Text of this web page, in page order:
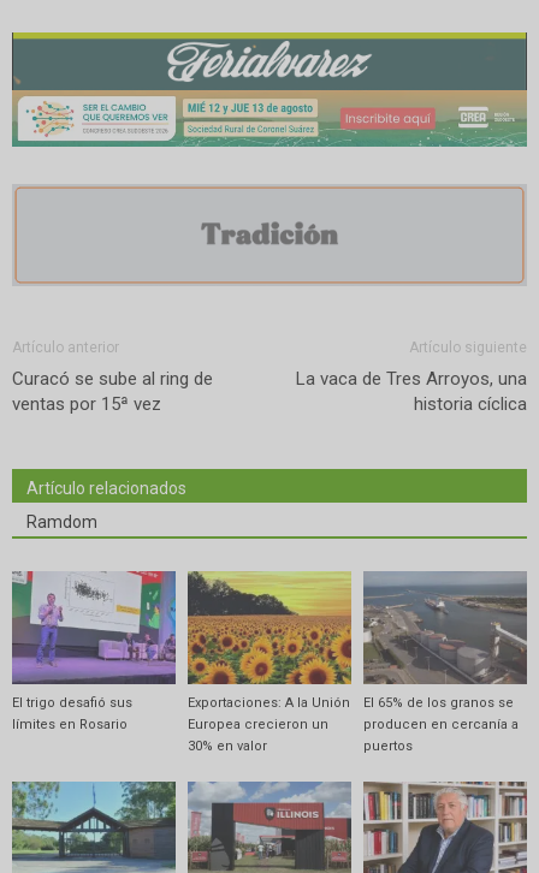
Artículo anterior
Curacó se sube al ring de
ventas por 15ª vez
Artículo siguiente
La vaca de Tres Arroyos, una
historia cíclica
Artículo relacionados
Ramdom
El trigo desafió sus
límites en Rosario
Exportaciones: A la Unión
Europea crecieron un
30% en valor
El 65% de los granos se
producen en cercanía a
puertos